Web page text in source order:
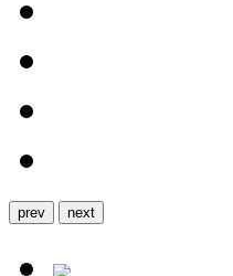
prev next